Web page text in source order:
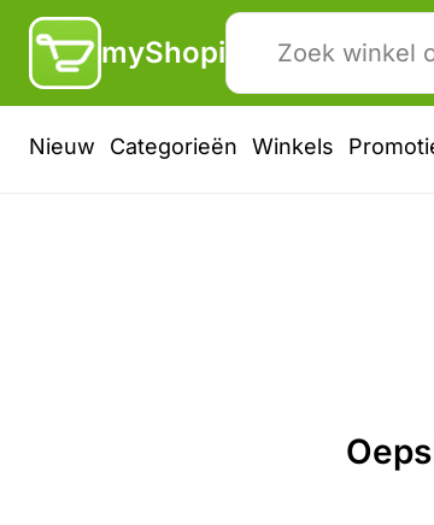
myShopi
Nieuw Categorieën Winkels